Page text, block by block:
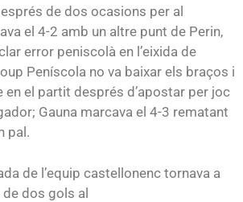
de dos ocasions per al
el 4-2 amb un altre punt de Perin,
error peniscolà en l’eixida de
Peníscola no va baixar els braços i
en el partit després d’apostar per joc
Gauna marcava el 4-3 rematant
pal.
de l’equip castellonenc tornava a
dos gols al